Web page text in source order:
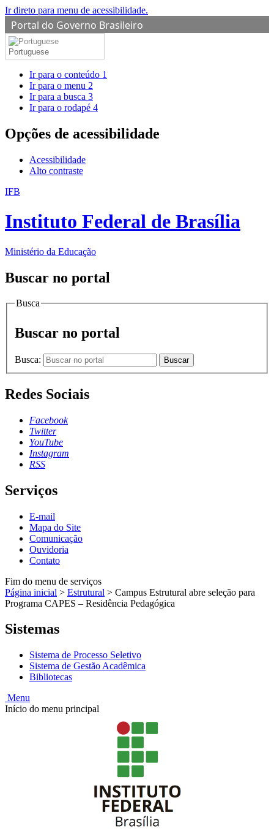
Ir direto para menu de acessibilidade.
Portal do Governo Brasileiro
Portuguese
Ir para o conteúdo 1
Ir para o menu 2
Ir para a busca 3
Ir para o rodapé 4
Opções de acessibilidade
Acessibilidade
Alto contraste
IFB
Instituto Federal de Brasília
Ministério da Educação
Buscar no portal
Busca
Buscar no portal
Busca: Buscar
Redes Sociais
Facebook
Twitter
YouTube
Instagram
RSS
Serviços
E-mail
Mapa do Site
Comunicação
Ouvidoria
Contato
Fim do menu de serviços
Página inicial > Estrutural > Campus Estrutural abre seleção para
Programa CAPES – Residência Pedagógica
Sistemas
Sistema de Processo Seletivo
Sistema de Gestão Acadêmica
Bibliotecas
Menu
Início do menu principal